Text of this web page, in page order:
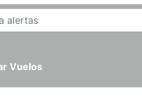
Vuelos